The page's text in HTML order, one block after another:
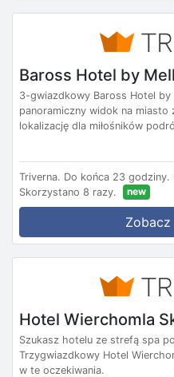
Baross Hotel by
3-gwiazdkowy Baross Hotel
panoramiczny widok na
lokalizację dla miłośników
Triverna. Do końca 23 godziny.
Skorzystano 8 razy.
new
Hotel Wierchomla
Szukasz hotelu ze strefą spa
Trzygwiazdkowy Hotel
w te oczekiwania.